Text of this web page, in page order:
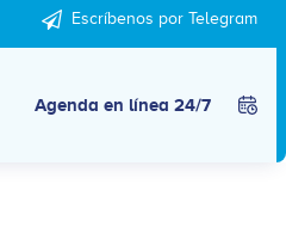
Escríbenos por Telegram
Agenda en línea 24/7